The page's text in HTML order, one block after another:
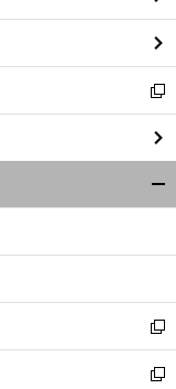
ウ
で
開
く
新
し
い
ウ
ィ
ン
ウ
開
く
新
し
い
新